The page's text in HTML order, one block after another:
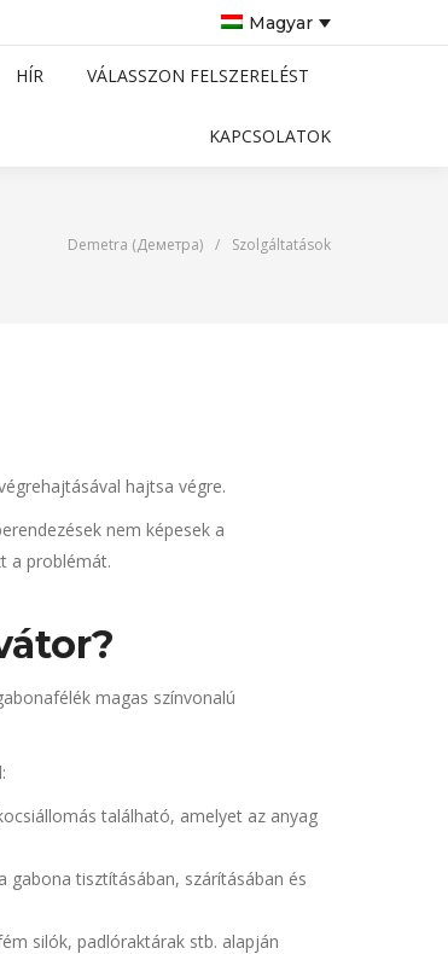
Magyar
HÍR VÁLASSZON FELSZERELÉST
KAPCSOLATOK
Demetra (Деметра) / Szolgáltatások
hajtsa végre.
nem képesek a
a problémát.
magas színvonalú
található, amelyet az anyag
gabona tisztításában, szárításában és
silók, padlóraktárak stb. alapján